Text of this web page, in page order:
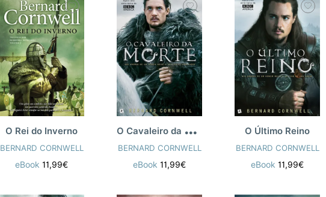
O Rei do Inverno
BERNARD CORNWELL
eBook 11,99€
O
Cavaleiro da Morte
BERNARD CORNWELL
eBook 11,99€
O Último Reino
BERNARD CORNWELL
eBook 11,99€